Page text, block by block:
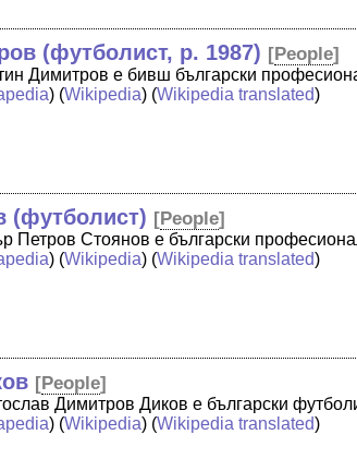
(футболист, р. 1987) [People]
Димитров е бивш български
) (Wikipedia) (Wikipedia translated)
(футболист) [People]
Петров Стоянов е български
) (Wikipedia) (Wikipedia translated)
[People]
Димитров Диков е български
) (Wikipedia) (Wikipedia translated)